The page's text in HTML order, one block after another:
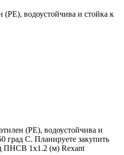
водоустойчива и стойка к
(PE), водоустойчива и
град С. Планируете закупить
ПНСВ 1х1.2 (м) Rexant